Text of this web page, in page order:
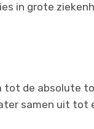
in grote
tot de absolute
samen uit tot